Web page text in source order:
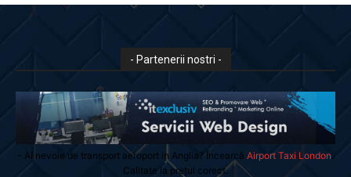
- Partenerii nostri -
- Ai nevoie de transport aeroport in Anglia? Încearcă Airport Taxi London
Calitate la prețul corect.